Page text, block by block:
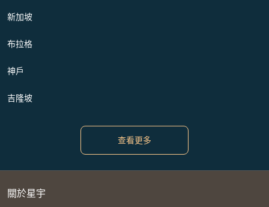
新加坡
布拉格
神戶
吉隆坡
查看更多
關於星宇